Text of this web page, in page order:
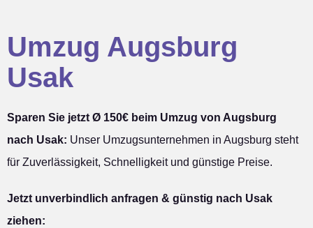
Umzug Augsburg
Usak
Sparen Sie jetzt Ø 150€ beim Umzug von Augsburg
nach Usak: Unser Umzugsunternehmen in Augsburg steht
für Zuverlässigkeit, Schnelligkeit und günstige Preise.
Jetzt unverbindlich anfragen & günstig nach Usak
ziehen: